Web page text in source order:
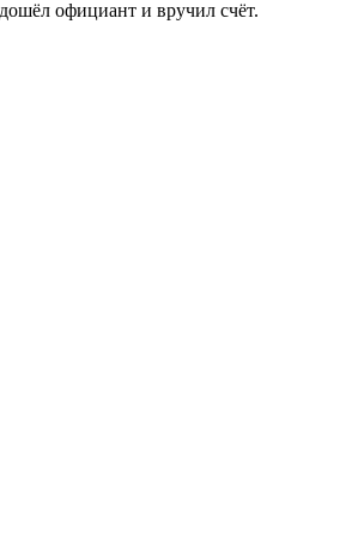
официант и вручил счёт.